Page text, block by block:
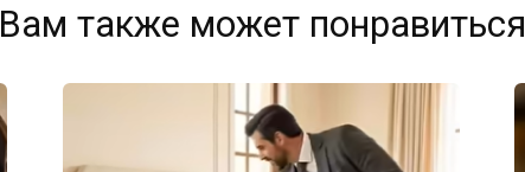
Вам также может понравиться